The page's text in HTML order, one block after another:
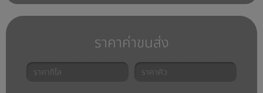
ราคาค่าขนส่ง